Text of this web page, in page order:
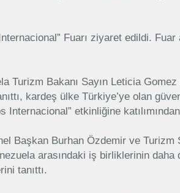
Fuarı ziyaret edildi.
Turizm Bakanı Sayın Leticia
kardeş ülke Türkiye’ye olan
Internacional” etkinliğine
Başkan Burhan Özdemir ve Turizm
arasındaki iş birliklerinin
tanıttı.